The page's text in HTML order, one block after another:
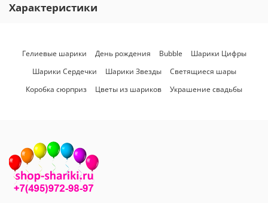
Характеристики
Гелиевые шарики День рождения Bubble
Шарики Цифры
Шарики Сердечки
Шарики Звезды
Светящиеся шары
Коробка сюрприз
Цветы из шариков Украшение свадьбы